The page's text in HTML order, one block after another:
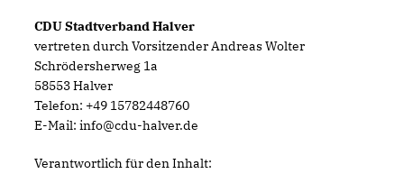
CDU Stadtverband Halver
vertreten durch Vorsitzender Andreas Wolter
Schrödersherweg 1a
58553 Halver
Telefon: +49 15782448760
E-Mail: info@cdu-halver.de
Verantwortlich für den Inhalt: